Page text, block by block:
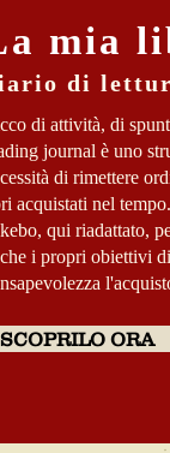
mia
di
di attività, di
journal è uno
di rimettere
acquistati nel
qui riadattato,
i propri obiettivi
SCOPRILO ORA